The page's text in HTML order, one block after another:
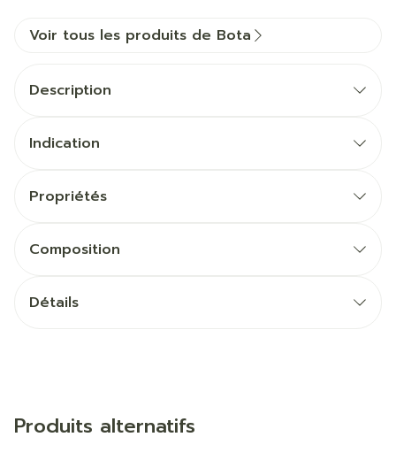
Voir tous les produits de Bota
Description
Indication
Propriétés
Composition
Détails
Produits alternatifs